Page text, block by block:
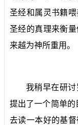
圣经和属灵书籍
圣经的真理来衡
来越为神所重用。
我稍早在研讨
提出了一个简单的
去读一本好的基